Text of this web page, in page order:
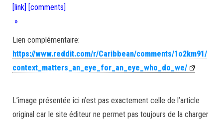
[link] [comments]
»
Lien complémentaire:
https://www.reddit.com/r/Caribbean/comments/1o2km91/
context_matters_an_eye_for_an_eye_who_do_we/
L’image présentée ici n’est pas exactement celle de l’article
original car le site éditeur ne permet pas toujours de la charger